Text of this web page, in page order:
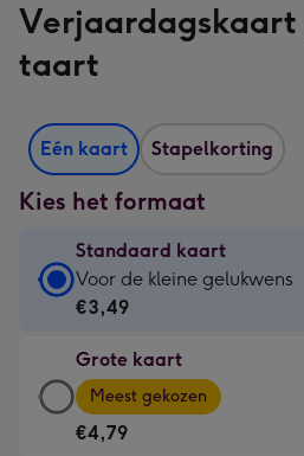
Verjaardagskaart
taart
Eén kaart Stapelkorting
Kies het formaat
Standaard kaart
Standaard
kaart
€3,49
-
Voor
Voor de kleine gelukwens
€3,49
Grote kaart
Grote
kaart
-
Meest gekozen
€4,79